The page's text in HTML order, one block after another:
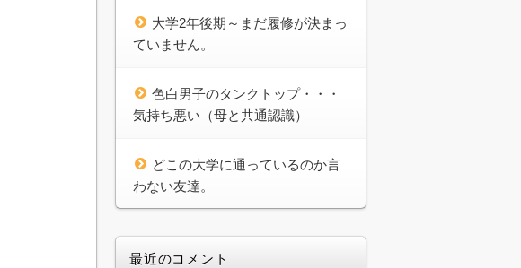
大学2年後期～まだ履修が決まっ
ていません。
色白男子のタンクトップ・・・
気持ち悪い（母と共通認識）
どこの大学に通っているのか言
わない友達。
最近のコメント